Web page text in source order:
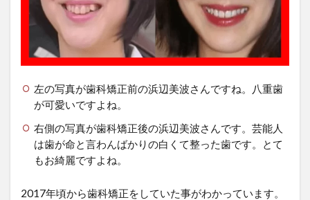
左の写真が歯科矯正前の浜辺美波さんですね。八重歯
が可愛いですよね。
右側の写真が歯科矯正後の浜辺美波さんです。芸能人
は歯が命と言わんばかりの白くて整った歯です。とて
もお綺麗ですよね。
2017年頃から歯科矯正をしていた事がわかっています。